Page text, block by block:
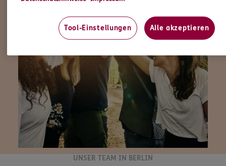
UNSER TEAM IN BERLIN
Tool-Einstellungen Alle akzeptieren